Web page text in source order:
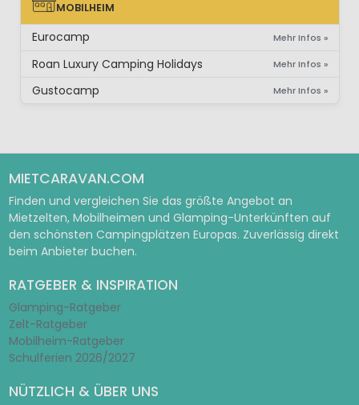
MOBILHEIM
MOBILHEIM
Eurocamp Mehr Infos »
Roan Luxury Camping Holidays Mehr Infos »
Gustocamp Mehr Infos »
MIETCARAVAN.COM
Finden und vergleichen Sie das größte Angebot an
Mietzelten, Mobilheimen und Glamping-Unterkünften auf
den schönsten Campingplätzen Europas. Zuverlässig direkt
beim Anbieter buchen.
RATGEBER & INSPIRATION
Glamping-Ratgeber
Zelt-Ratgeber
Mobilheim-Ratgeber
Schulferien 2026/2027
NÜTZLICH & ÜBER UNS